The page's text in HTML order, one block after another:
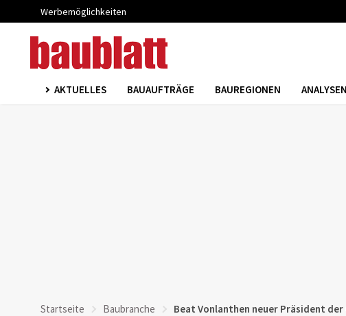
Werbemöglichkeiten
AKTUELLES BAUAUFTRÄGE BAUREGIONEN ANALYSEN
Startseite Baubranche Beat Vonlanthen neuer Präsident der